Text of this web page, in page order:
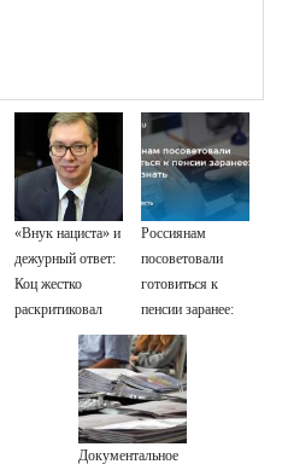
«Внук нациста» и
дежурный ответ:
Коц жестко
раскритиковал
реакцию на
убийстве русских
Россиянам
посоветовали
готовиться к
пенсии заранее:
что важно знать
Документальное